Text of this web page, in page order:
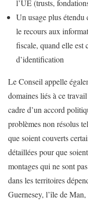
l’UE (trusts,
Un usage plus étendu
le recours aux
fiscale, quand elle est
d’identification
Le Conseil appelle
domaines liés à ce
cadre d’un accord
problèmes non résolus
que soient couverts
détaillées pour que
montages qui ne sont
dans les territoires
Guernesey, l’île de